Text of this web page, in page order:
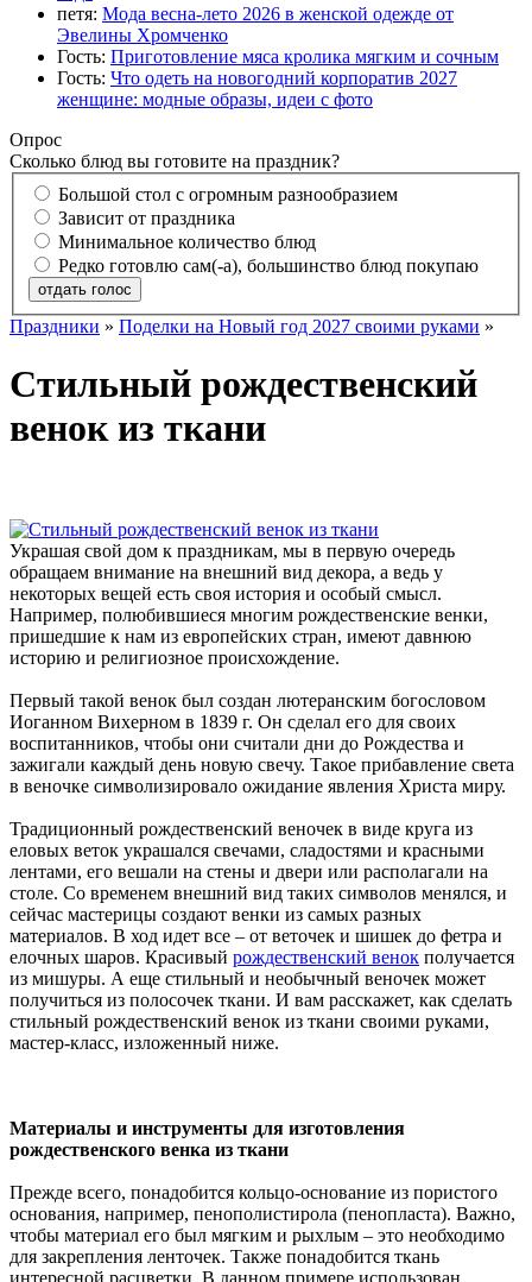
петя: Мода весна-лето 2026 в женской одежде от
Эвелины Хромченко
Гость: Приготовление мяса кролика мягким и сочным
Гость: Что одеть на новогодний корпоратив 2027
женщине: модные образы, идеи с фото
Опрос
Сколько блюд вы готовите на праздник?
Большой стол с огромным разнообразием
Зависит от праздника
Минимальное количество блюд
Редко готовлю сам(-а), большинство блюд покупаю
отдать голос
Праздники » Поделки на Новый год 2027 своими руками »
Стильный рождественский
венок из ткани
Украшая свой дом к праздникам, мы в первую очередь
обращаем внимание на внешний вид декора, а ведь у
некоторых вещей есть своя история и особый смысл.
Например, полюбившиеся многим рождественские венки,
пришедшие к нам из европейских стран, имеют давнюю
историю и религиозное происхождение.
Первый такой венок был создан лютеранским богословом
Иоганном Вихерном в 1839 г. Он сделал его для своих
воспитанников, чтобы они считали дни до Рождества и
зажигали каждый день новую свечу. Такое прибавление света
в веночке символизировало ожидание явления Христа миру.
Традиционный рождественский веночек в виде круга из
еловых веток украшался свечами, сладостями и красными
лентами, его вешали на стены и двери или располагали на
столе. Со временем внешний вид таких символов менялся, и
сейчас мастерицы создают венки из самых разных
материалов. В ход идет все – от веточек и шишек до фетра и
елочных шаров. Красивый рождественский венок получается
из мишуры. А еще стильный и необычный веночек может
получиться из полосочек ткани. И вам расскажет, как сделать
стильный рождественский венок из ткани своими руками,
мастер-класс, изложенный ниже.
Материалы и инструменты для изготовления
рождественского венка из ткани
Прежде всего, понадобится кольцо-основание из пористого
основания, например, пенополистирола (пенопласта). Важно,
чтобы материал его был мягким и рыхлым – это необходимо
для закрепления ленточек. Также понадобится ткань
интересной расцветки. В данном примере использован